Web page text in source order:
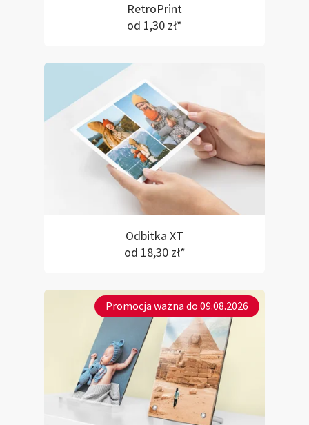
RetroPrint
od 1,30 zł*
Odbitka XT
od 18,30 zł*
Promocja ważna do 09.08.2026